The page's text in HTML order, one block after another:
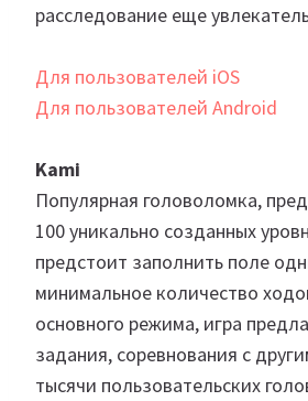
расследование еще
Для пользователей iOS
Для пользователей Android
Kami
Популярная головоломка,
100 уникально созданных
предстоит заполнить поле
минимальное количество
основного режима, игра
задания, соревнования с
тысячи пользовательских